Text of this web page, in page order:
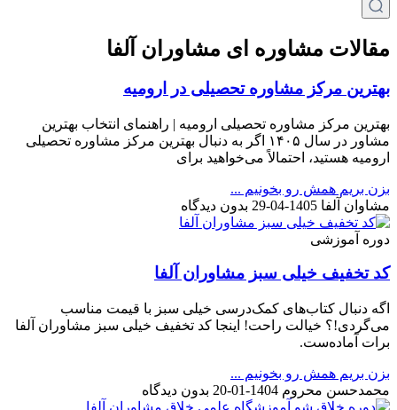
مقالات مشاوره ای مشاوران آلفا
بهترین مرکز مشاوره تحصیلی در ارومیه
بهترین مرکز مشاوره تحصیلی ارومیه | راهنمای انتخاب بهترین
مشاور در سال ۱۴۰۵ اگر به دنبال بهترین مرکز مشاوره تحصیلی
ارومیه هستید، احتمالاً می‌خواهید برای
بزن بریم همش رو بخونیم ...
مشاوان آلفا 1405-04-29 بدون دیدگاه
دوره آموزشی
کد تخفیف خیلی سبز مشاوران آلفا
اگه دنبال کتاب‌های کمک‌درسی خیلی سبز با قیمت مناسب
می‌گردی!؟ خیالت راحت! اینجا کد تخفیف خیلی سبز مشاوران آلفا
برات آماده‌ست.
بزن بریم همش رو بخونیم ...
محمدحسن محروم 1404-01-20 بدون دیدگاه